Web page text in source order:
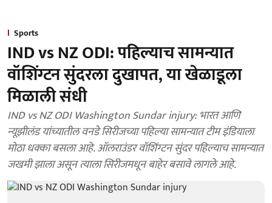
Sports
IND vs NZ ODI: पहिल्याच सामन्यात
वॉशिंग्टन सुंदरला दुखापत, या खेळाडूला
मिळाली संधी
IND vs NZ ODI Washington Sundar injury: भारत आणि
न्यूझीलंड यांच्यातील वनडे सिरीजच्या पहिल्या सामन्यात टीम इंडियाला
मोठा धक्का बसला आहे. ऑलराउंडर वॉशिंग्टन सुंदर पहिल्याच सामन्यात
जखमी झाला असून त्याला सिरीजमधून बाहेर बसावे लागले आहे.